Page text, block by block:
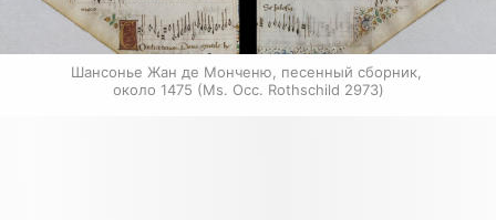
Шансонье Жан де Монченю, песенный сборник,
около 1475 (Ms. Occ. Rothschild 2973)